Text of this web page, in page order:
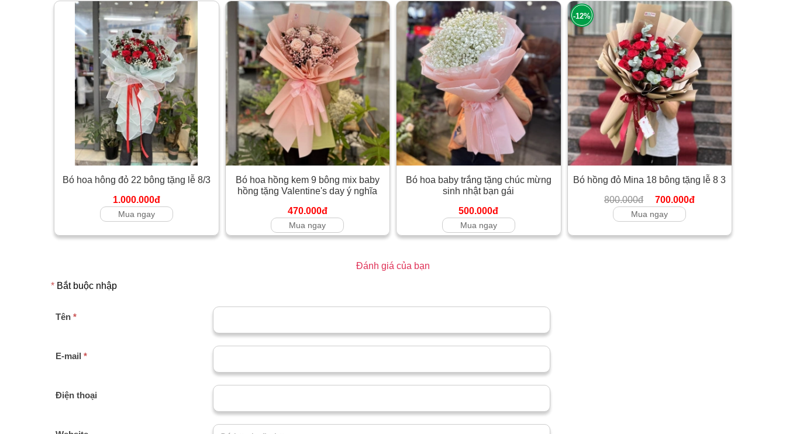
Bó hoa hông đỏ 22 bông tặng lễ 8/3
1.000.000đ
Mua ngay
Bó hoa hồng kem 9 bông mix baby
hồng tặng Valentine's day ý nghĩa
470.000đ
Mua ngay
Bó hoa baby trắng tặng chúc mừng
sinh nhật bạn gái
500.000đ
Mua ngay
-12%
Bó hồng đỏ Mina 18 bông tặng lễ 8 3
800.000đ
700.000đ
Mua ngay
Đánh giá của bạn
* Bắt buộc nhập
Tên *
E-mail *
Điện thoại